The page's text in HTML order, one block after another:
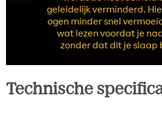
geleidelijk verminderd.
ogen minder snel
wat lezen voordat je
zonder dat dit je slaap
Technische